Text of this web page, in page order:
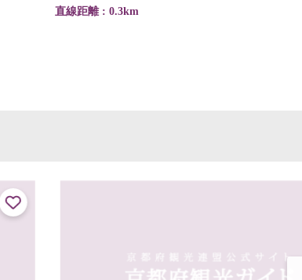
直線距離 : 0.3km